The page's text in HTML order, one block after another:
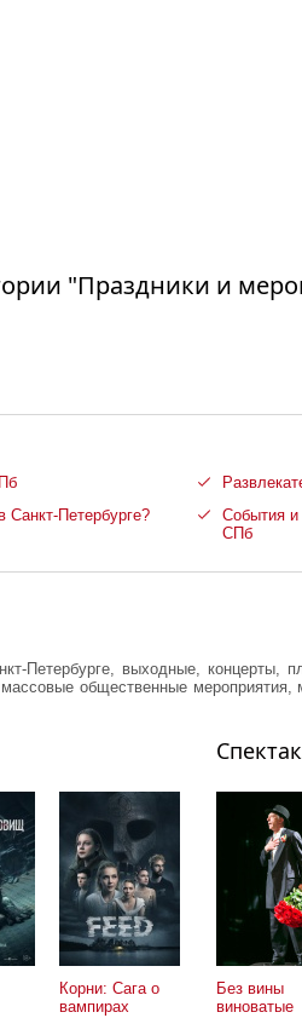
"Праздники и
Санкт-Петербурге?
События и
СПб
Петербурге, выходные, концерты,
общественные
Корни: Сага о
вампирах
Без вины
виноватые